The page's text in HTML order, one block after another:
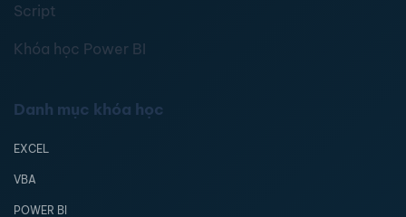
Script
Khóa học Power BI
Danh mục khóa học
EXCEL
VBA
POWER BI